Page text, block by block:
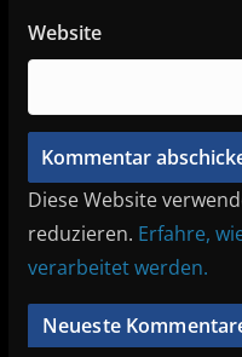
Website
Diese Website
reduzieren. Erfahre,
verarbeitet werden.
Neueste